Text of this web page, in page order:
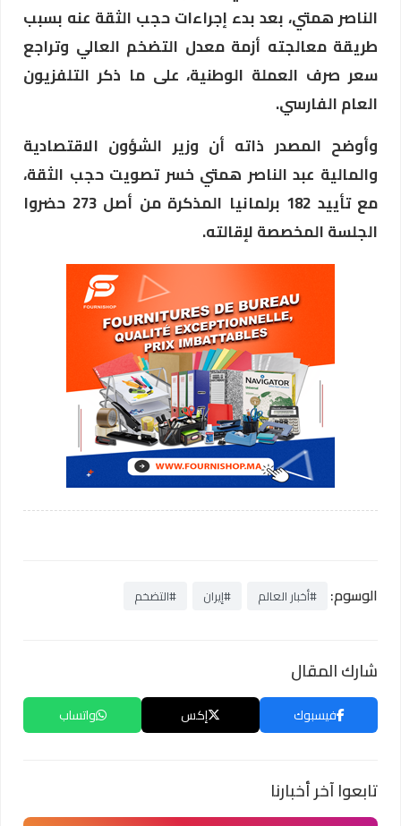
الناصر همتي، بعد بدء إجراءات حجب الثقة عنه بسبب
طريقة معالجته أزمة معدل التضخم العالي وتراجع
سعر صرف العملة الوطنية، على ما ذكر التلفزيون
العام الفارسي.
وأوضح المصدر ذاته أن وزير الشؤون الاقتصادية
والمالية عبد الناصر همتي خسر تصويت حجب الثقة،
مع تأييد 182 برلمانيا المذكرة من أصل 273 حضروا
الجلسة المخصصة لإقالته.
الوسوم: #أخبار العالم #إيران #التضخم
شارك المقال
فيسبوك إكس واتساب
تابعوا آخر أخبارنا